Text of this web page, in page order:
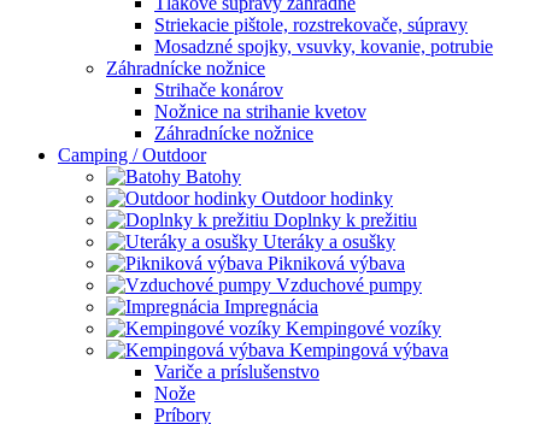
Striekacie pištole, rozstrekovače, súpravy
Mosadzné spojky, vsuvky, kovanie, potrubie
Záhradnícke nožnice
Strihače konárov
Nožnice na strihanie kvetov
Záhradnícke nožnice
Camping / Outdoor
Batohy
Outdoor hodinky
Doplnky k prežitiu
Uteráky a osušky
Pikniková výbava
Vzduchové pumpy
Impregnácia
Kempingové vozíky
Kempingová výbava
Variče a príslušenstvo
Nože
Príbory